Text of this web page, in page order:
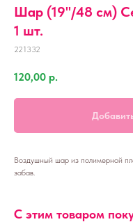
Шар (19''/48 см)
1 шт.
221332
120,00 р.
Воздушный шар из полимерной
забав.
С этим товаром